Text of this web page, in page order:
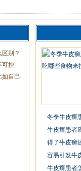
别？
可控
如自己
冬季牛皮癣
牛皮癣患者
得了牛皮癣
容易引发牛
牛皮癣患者